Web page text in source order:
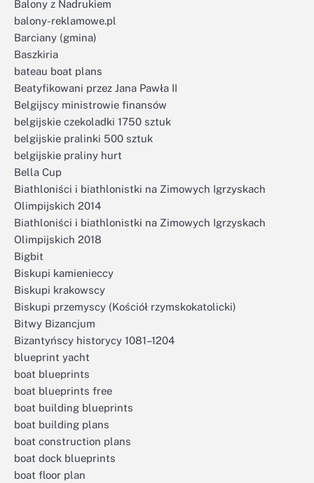
Balony z Nadrukiem
balony-reklamowe.pl
Barciany (gmina)
Baszkiria
bateau boat plans
Beatyfikowani przez Jana Pawła II
Belgijscy ministrowie finansów
belgijskie czekoladki 1750 sztuk
belgijskie pralinki 500 sztuk
belgijskie praliny hurt
Bella Cup
Biathloniści i biathlonistki na Zimowych Igrzyskach
Olimpijskich 2014
Biathloniści i biathlonistki na Zimowych Igrzyskach
Olimpijskich 2018
Bigbit
Biskupi kamienieccy
Biskupi krakowscy
Biskupi przemyscy (Kościół rzymskokatolicki)
Bitwy Bizancjum
Bizantyńscy historycy 1081–1204
blueprint yacht
boat blueprints
boat blueprints free
boat building blueprints
boat building plans
boat construction plans
boat dock blueprints
boat floor plan